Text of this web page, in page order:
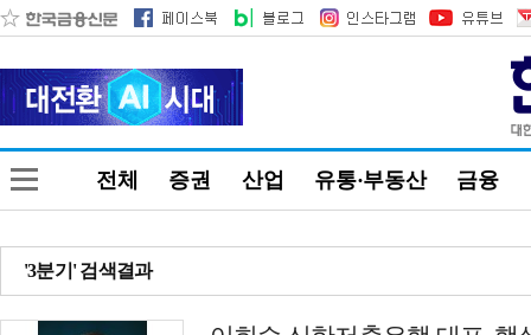
전체 증권 산업 유통·부동산 금융
'3분기' 검색결과